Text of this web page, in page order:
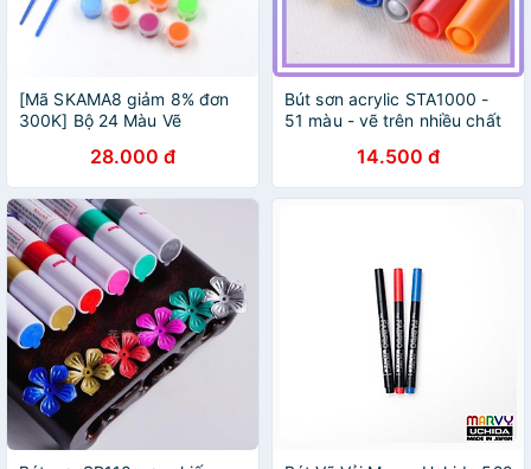
[Mã SKAMA8 giảm 8% đơn
300K] Bộ 24 Màu Vẽ
Kèm Bút Vẽ)28.000 đ
Bút sơn acrylic STA1000 -
51 màu - vẽ trên nhiều chất
14.500 đ